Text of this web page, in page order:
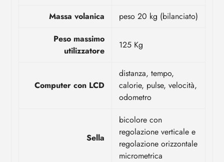
Massa volanica
peso 20 kg (bilanciato)
Peso massimo
utilizzatore
125 Kg
Computer con LCD
distanza, tempo,
calorie, pulse, velocità,
odometro
Sella
bicolore con
regolazione verticale e
regolazione orizzontale
micrometrica